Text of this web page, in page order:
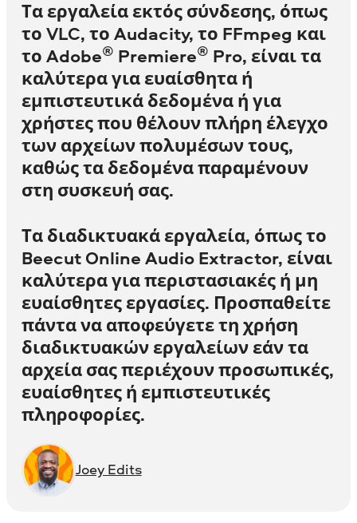
Τα εργαλεία εκτός σύνδεσης, όπως
το VLC, το Audacity, το FFmpeg και
το Adobe® Premiere® Pro, είναι τα
καλύτερα για ευαίσθητα ή
εμπιστευτικά δεδομένα ή για
χρήστες που θέλουν πλήρη έλεγχο
των αρχείων πολυμέσων τους,
καθώς τα δεδομένα παραμένουν
στη συσκευή σας.
Τα διαδικτυακά εργαλεία, όπως το
Beecut Online Audio Extractor, είναι
καλύτερα για περιστασιακές ή μη
ευαίσθητες εργασίες. Προσπαθείτε
πάντα να αποφεύγετε τη χρήση
διαδικτυακών εργαλείων εάν τα
αρχεία σας περιέχουν προσωπικές,
ευαίσθητες ή εμπιστευτικές
πληροφορίες.
Joey Edits